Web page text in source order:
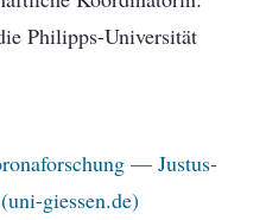
Philipps-Universität
— Justus-
giessen.de)